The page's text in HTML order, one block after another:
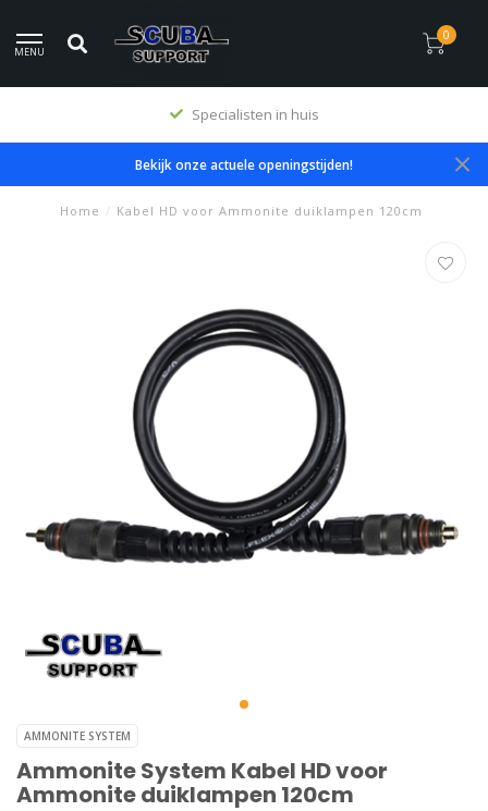
MENU
0
Specialisten in huis
Bekijk onze actuele openingstijden!
Home / Kabel HD voor Ammonite duiklampen 120cm
AMMONITE SYSTEM
Ammonite System Kabel HD voor
Ammonite duiklampen 120cm